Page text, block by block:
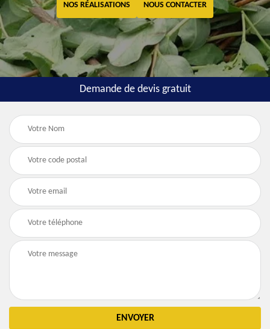
NOS RÉALISATIONS NOUS CONTACTER
Demande de devis gratuit